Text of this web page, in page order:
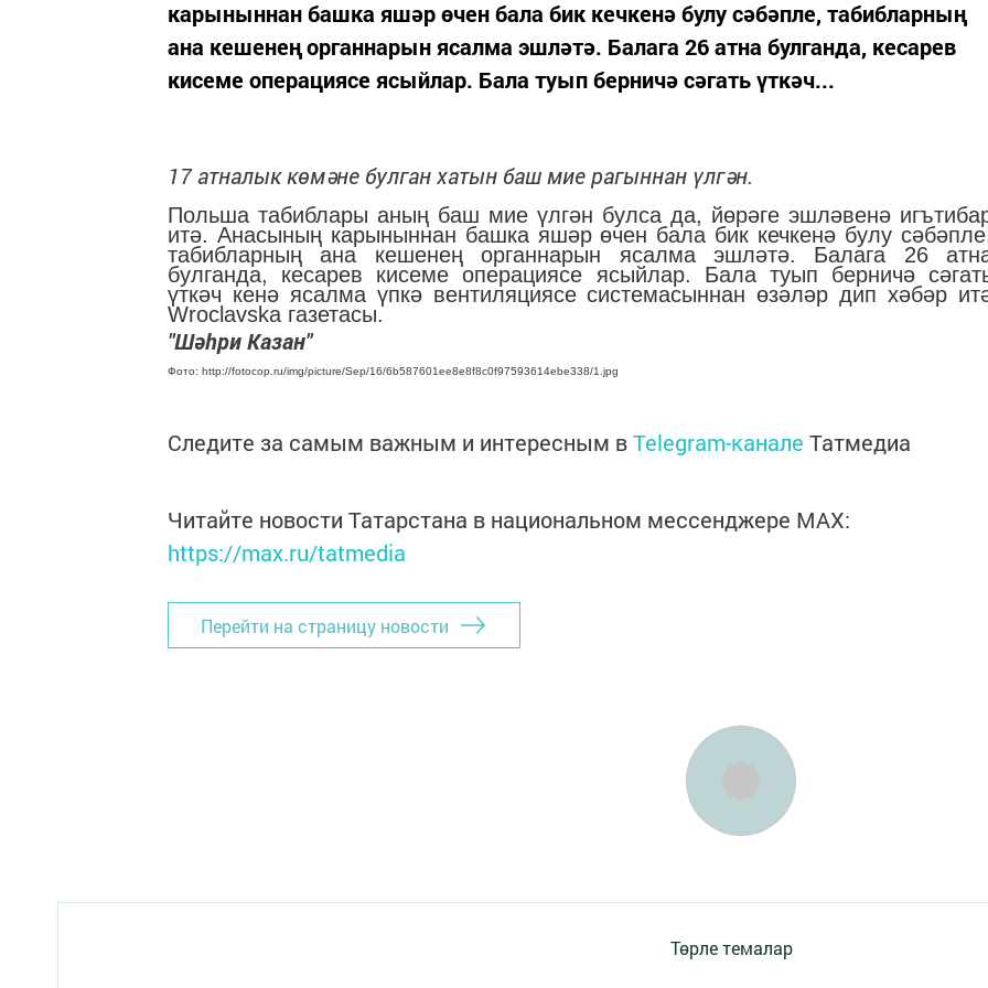
карыныннан башка яшәр өчен бала бик кечкенә булу сәбәпле, табибларның
ана кешенең органнарын ясалма эшләтә. Балага 26 атна булганда, кесарев
кисеме операциясе ясыйлар. Бала туып берничә сәгать үткәч...
17 атналык көмәне булган хатын баш мие рагыннан үлгән.
Польша табиблары аның баш мие үлгән булса да, йөрәге эшләвенә
итә. Анасының карыныннан башка яшәр өчен бала бик кечкенә булу
табибларның ана кешенең органнарын ясалма эшләтә. Балага 26
булганда, кесарев кисеме операциясе ясыйлар. Бала туып берничә
үткәч кенә ясалма үпкә вентиляциясе системасыннан өзәләр дип хәбәр
Wroclavska газетасы.
"Шәһри Казан"
Фото: http://fotocop.ru/img/picture/Sep/16/6b587601ee8e8f8c0f97593614ebe338/1.jpg
Следите за самым важным и интересным вTelegram-канале Татмедиа
Читайте новости Татарстана в национальном мессенджере MАХ:
https://max.ru/tatmedia
Перейти на страницу новости
Төрле темалар